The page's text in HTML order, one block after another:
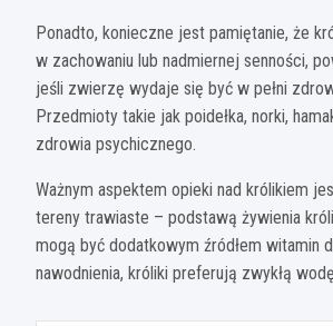
Ponadto, konieczne jest pamiętanie, że
w zachowaniu lub nadmiernej senności,
jeśli zwierzę wydaje się być w pełni
Przedmioty takie jak poidełka, norki,
zdrowia psychicznego.
Ważnym aspektem opieki nad królikiem
tereny trawiaste – podstawą żywienia
mogą być dodatkowym źródłem witamin
nawodnienia, króliki preferują zwykłą